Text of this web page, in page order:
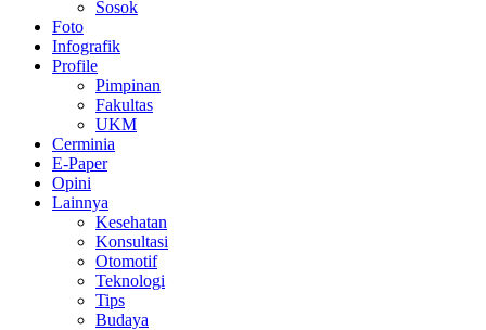
Sosok
Foto
Infografik
Profile
Pimpinan
Fakultas
UKM
Cerminia
E-Paper
Opini
Lainnya
Kesehatan
Konsultasi
Otomotif
Teknologi
Tips
Budaya